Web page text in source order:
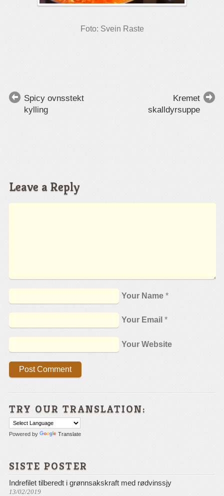
Foto: Svein Raste
Spicy ovnsstekt
kylling
Kremet
skalldyrsuppe
Leave a Reply
Your Name *
Your Email *
Your Website
TRY OUR TRANSLATION:
Powered by Translate
SISTE POSTER
Indrefilet tilberedt i grønnsakskraft med rødvinssjy
13/02/2019